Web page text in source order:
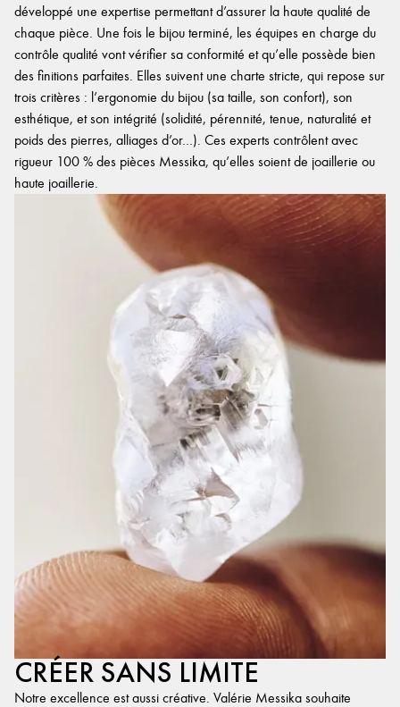
développé une expertise permettant d’assurer la haute qualité de
chaque pièce. Une fois le bijou terminé, les équipes en charge du
contrôle qualité vont vérifier sa conformité et qu’elle possède bien
des finitions parfaites. Elles suivent une charte stricte, qui repose sur
trois critères : l’ergonomie du bijou (sa taille, son confort), son
esthétique, et son intégrité (solidité, pérennité, tenue, naturalité et
poids des pierres, alliages d’or…). Ces experts contrôlent avec
rigueur 100 % des pièces Messika, qu’elles soient de joaillerie ou
haute joaillerie.
CRÉER SANS LIMITE
Notre excellence est aussi créative. Valérie Messika souhaite